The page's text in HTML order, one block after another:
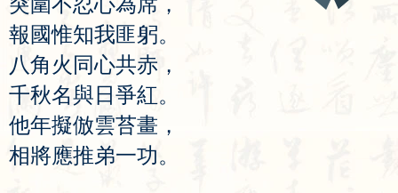
報國惟知我匪躬。
八角 火 同心共赤 ，
千秋名與 日 爭紅。
他年擬倣雲苔畫 ，
相將應推弟一功。